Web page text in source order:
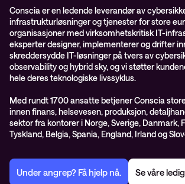
Conscia er en ledende leverandør av
infrastrukturløsninger og tjenester for store
organisasjoner med virksomhetskritisk IT-
eksperter designer, implementerer og drifter
skreddersydde IT-løsninger på tvers av
observability og hybrid sky, og vi støtter
hele deres teknologiske livssyklus.
Med rundt 1700 ansatte betjener Conscia
innen finans, helsevesen, produksjon,
sektor fra kontorer i Norge, Sverige, Danmark,
Tyskland, Belgia, Spania, England, Irland og
Under angrep? Få hjelp nå. Se våre